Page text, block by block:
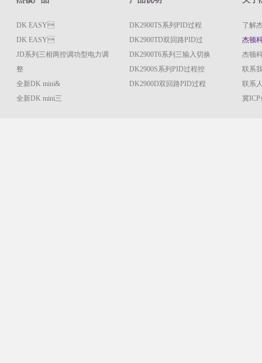
DK EASY
DK EASY
JD系列三相两控调功型电力调
整
全新DK mini&
全新DK mini三
DK2900TS系列PID过程
DK2900TD双回路PID过
DK2900T6系列三输入切换
DK2900S系列PID过程控
DK2900D双回路PID过程
了解
杰顿
杰顿
联系
联系
冀ICP